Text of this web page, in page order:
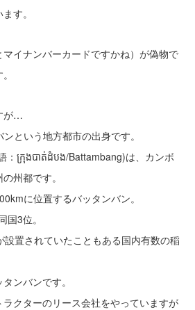
す。
イナンバーカードですかね）が偽物で
が…
という地方都市の出身です。
：ក្រុងបាត់ដំបង/Battambang)は、カンボ
州都です。
に位置するバッタンバン。
3位。
設置されていたこともある国内有数の稲
ンバンです。
クターのリース会社をやっていますが